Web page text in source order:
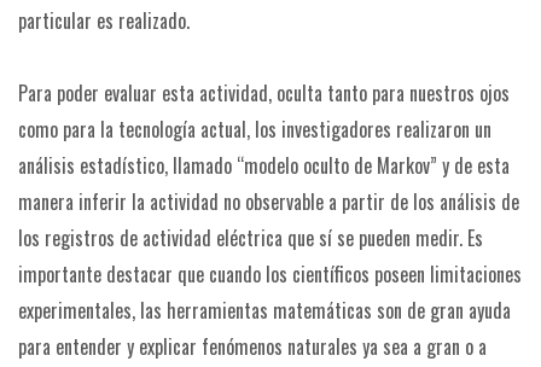
particular es realizado.
Para poder evaluar esta actividad, oculta tanto para nuestros ojos
como para la tecnología actual, los investigadores realizaron un
análisis estadístico, llamado “modelo oculto de Markov” y de esta
manera inferir la actividad no observable a partir de los análisis de
los registros de actividad eléctrica que sí se pueden medir. Es
importante destacar que cuando los científicos poseen limitaciones
experimentales, las herramientas matemáticas son de gran ayuda
para entender y explicar fenómenos naturales ya sea a gran o a